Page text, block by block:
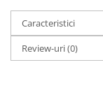
secretele
pe masura ce se
propria viata i-ar
fie mai mult de-
Caracteristici
Review-uri(0)